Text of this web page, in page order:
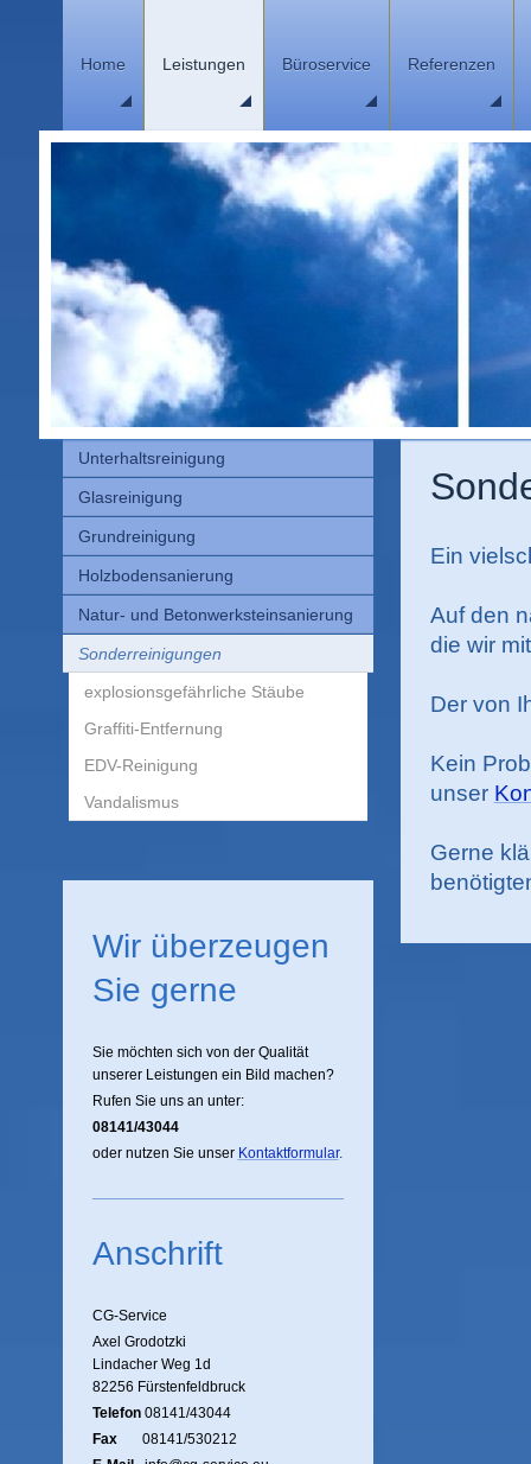
Home Leistungen Büroservice Referenzen
Ein
Auf den
die wir
Der von
Kein
unser
Gerne
Unterhaltsreinigung
Glasreinigung
Grundreinigung
Holzbodensanierung
Natur- und Betonwerksteinsanierung
Sonderreinigungen
explosionsgefährliche Stäube
Graffiti-Entfernung
EDV-Reinigung
Vandalismus
Wir überzeugen
Sie gerne
Sie möchten sich von der Qualität
unserer Leistungen ein Bild machen?
Rufen Sie uns an unter:
08141/43044
oder nutzen Sie unser Kontaktformular.
Anschrift
CG-Service
Axel Grodotzki
Lindacher Weg 1d
82256 Fürstenfeldbruck
Telefon 08141/43044
Fax
08141/530212